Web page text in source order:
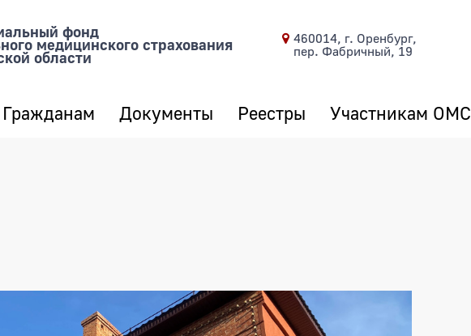
фонд
медицинского страхования
области
460014, г. Оренбург,
пер. Фабричный, 19
Гражданам Документы Реестры Участникам ОМС